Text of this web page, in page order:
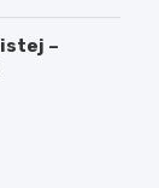
–